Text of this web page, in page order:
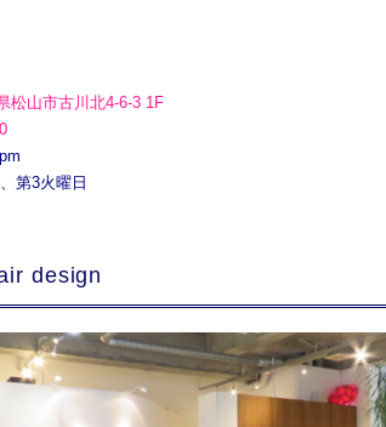
松山市古川北4-6-3 1F
第3火曜日
design